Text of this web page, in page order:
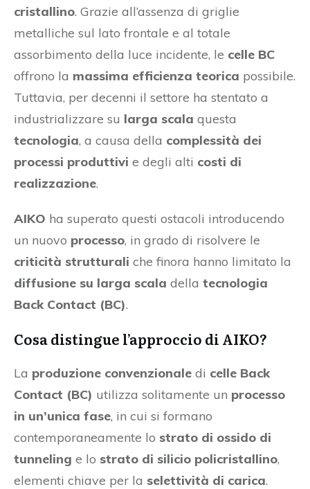
cristallino. Grazie all’assenza di griglie
metalliche sul lato frontale e al totale
assorbimento della luce incidente, le celle BC
offrono la massima efficienza teorica possibile.
Tuttavia, per decenni il settore ha stentato a
industrializzare su larga scala questa
tecnologia, a causa della complessità dei
processi produttivi e degli alti costi di
realizzazione.
AIKO ha superato questi ostacoli introducendo
un nuovo processo, in grado di risolvere le
criticità strutturali che finora hanno limitato la
diffusione su larga scala della tecnologia
Back Contact (BC).
Cosa distingue l’approccio di AIKO?
La produzione convenzionale di celle Back
Contact (BC) utilizza solitamente un processo
in un’unica fase, in cui si formano
contemporaneamente lo strato di ossido di
tunneling e lo strato di silicio policristallino,
elementi chiave per la selettività di carica.